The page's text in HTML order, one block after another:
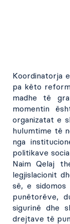
Koordinatorja
pa këto
madhe të
momentin
organizatat e
hulumtime të
nga
politikave
Naim Qelaj
legjislacionit
së, e
punëtorëve,
sigurinë dhe
drejtave të